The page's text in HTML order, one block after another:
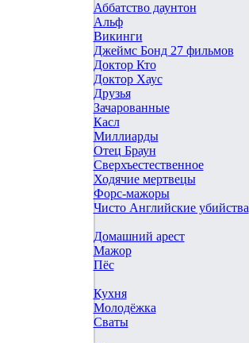
Аббатство даунтон
Альф
Викинги
Джеймс Бонд 27 фильмов
Доктор Кто
Доктор Хаус
Друзья
Зачарованные
Касл
Миллиарды
Отец Браун
Сверхъестественное
Ходячие мертвецы
Форс-мажоры
Чисто Английские убийства
Домашний арест
Мажор
Пёс
Кухня
Молодёжка
Сваты